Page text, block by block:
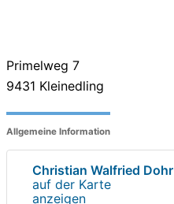
Primelweg 7
9431 Kleinedling
Allgemeine Information
Christian Walfried Dohr
auf der Karte
anzeigen